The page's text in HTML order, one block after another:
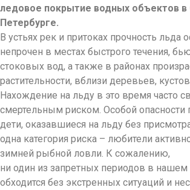
ледовое покрытие водных объектов в
Петербурге.
В устьях рек и притоках прочность льда
непрочен в местах быстрого течения,
стоковых вод, а также в районах
растительности, вблизи деревьев,
Нахождение на льду в это время часто
смертельным риском. Особой опасности
дети, оказавшиеся на льду без
одна категория риска – любители
зимней рыбной ловли. К сожалению,
ни один из запретных периодов в нашем
обходится без экстренных ситуаций и